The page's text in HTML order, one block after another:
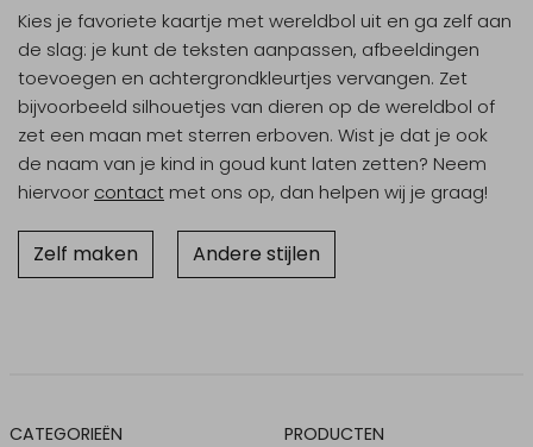
Kies je favoriete kaartje met wereldbol uit en ga zelf aan
de slag: je kunt de teksten aanpassen, afbeeldingen
toevoegen en achtergrondkleurtjes vervangen. Zet
bijvoorbeeld silhouetjes van dieren op de wereldbol of
zet een maan met sterren erboven. Wist je dat je ook
de naam van je kind in goud kunt laten zetten? Neem
hiervoor contact met ons op, dan helpen wij je graag!
Zelf maken Andere stijlen
CATEGORIEËN
PRODUCTEN